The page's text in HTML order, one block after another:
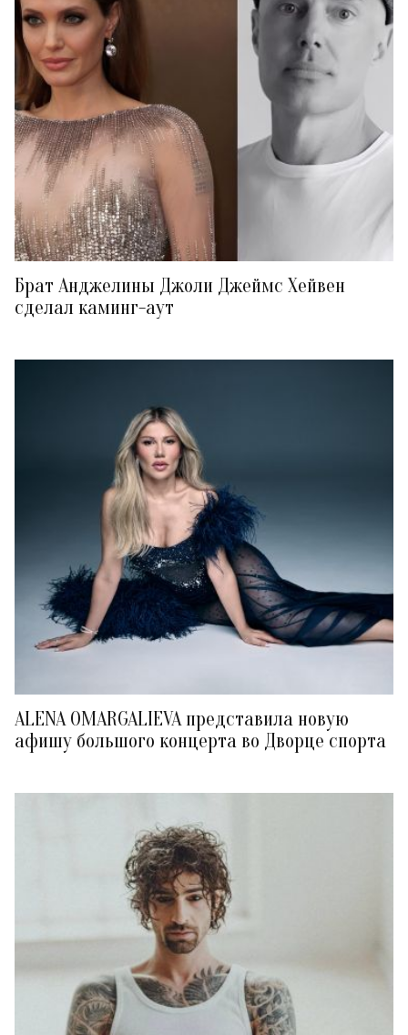
Брат Анджелины Джоли Джеймс Хейвен
сделал каминг-аут
ALENA OMARGALIEVA представила новую
афишу большого концерта во Дворце спорта